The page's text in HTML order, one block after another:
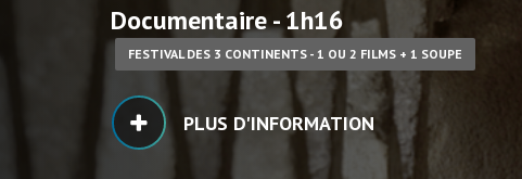
Documentaire - 1h16
FESTIVAL DES 3 CONTINENTS - 1 OU 2 FILMS + 1 SOUPE
PLUS D'INFORMATION